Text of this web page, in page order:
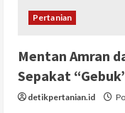
Pertanian
Mentan Amran
Sepakat
detikpertanian.id